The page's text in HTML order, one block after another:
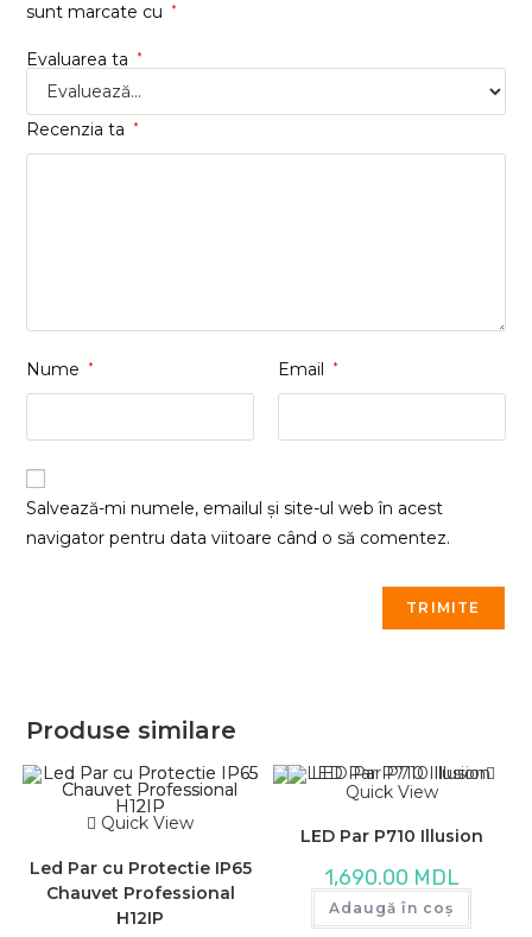
sunt marcate cu
*
Evaluarea ta *
Recenzia ta *
Nume * Email *
Salvează-mi numele, emailul și site-ul web în acest
navigator pentru data viitoare când o să comentez.
Produse similare
Quick View
Led Par cu Protectie IP65
Chauvet Professional
H12IP
Quick View
LED Par P710 Illusion
1,690.00 MDL
Adaugă în coș